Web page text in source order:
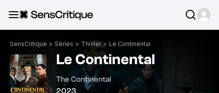
SensCritique > Séries > Thriller > Le Continental
Le Continental
The Continental
2023